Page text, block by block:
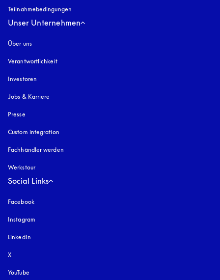
Teilnahmebedingungen
Unser Unternehmen
Über uns
Verantwortlichkeit
Investoren
Jobs & Karriere
Presse
Custom integration
Fachhändler werden
Werkstour
Social Links
Facebook
Instagram
LinkedIn
X
YouTube